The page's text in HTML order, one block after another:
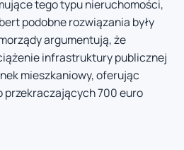
tego typu nieruchomości,
podobne rozwiązania były
argumentują, że
infrastruktury publicznej
mieszkaniowy, oferując
przekraczających 700 euro